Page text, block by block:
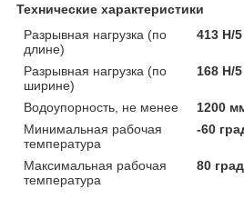
Технические характеристики
Разрывная нагрузка (по
длине)
413 Н/
Разрывная нагрузка (по
ширине)
168 Н/
Водоупорность, не менее
1200
Минимальная рабочая
температура
-60
Максимальная рабочая
температура
80